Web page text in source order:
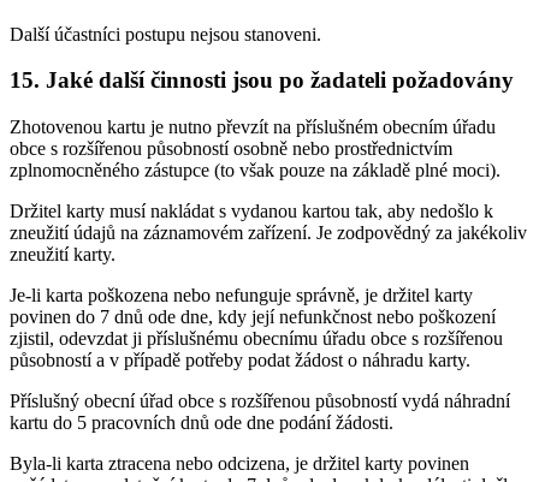
Další účastníci postupu nejsou stanoveni.
15. Jaké další činnosti jsou po žadateli požadovány
Zhotovenou kartu je nutno převzít na příslušném obecním úřadu
obce s rozšířenou působností osobně nebo prostřednictvím
zplnomocněného zástupce (to však pouze na základě plné moci).
Držitel karty musí nakládat s vydanou kartou tak, aby nedošlo k
zneužití údajů na záznamovém zařízení. Je zodpovědný za jakékoliv
zneužití karty.
Je-li karta poškozena nebo nefunguje správně, je držitel karty
povinen do 7 dnů ode dne, kdy její nefunkčnost nebo poškození
zjistil, odevzdat ji příslušnému obecnímu úřadu obce s rozšířenou
působností a v případě potřeby podat žádost o náhradu karty.
Příslušný obecní úřad obce s rozšířenou působností vydá náhradní
kartu do 5 pracovních dnů ode dne podání žádosti.
Byla-li karta ztracena nebo odcizena, je držitel karty povinen